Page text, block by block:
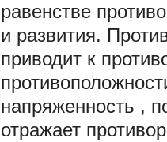
равенстве
и развития.
приводит к
напряженность ,
отражает